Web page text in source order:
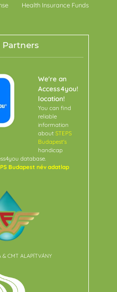
Health Insurance Funds
We're an
Access4you!
location!
You can find
reliable
information
about STEPS
Budapest's
handicap
database.
Budapest név adatlap
& CMT ALAPÍTVÁNY